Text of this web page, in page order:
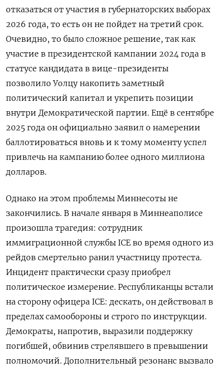
отказаться от участия в губернаторских выборах
2026 года, то есть он не пойдет на третий срок.
Очевидно, то было сложное решение, так как
участие в президентской кампании 2024 года в
статусе кандидата в вице-президенты
позволило Уолцу накопить заметный
политический капитал и укрепить позиции
внутри Демократической партии. Ещё в сентябре
2025 года он официально заявил о намерении
баллотироваться вновь и к тому моменту успел
привлечь на кампанию более одного миллиона
долларов.
Однако на этом проблемы Миннесоты не
закончились. В начале января в Миннеаполисе
произошла трагедия: сотрудник
иммиграционной службы ICE во время одного из
рейдов смертельно ранил участницу протеста.
Инцидент практически сразу приобрел
политическое измерение. Республиканцы встали
на сторону офицера ICE: дескать, он действовал в
пределахсамообороны и строго по инструкции.
Демократы, напротив, выразили поддержку
погибшей, обвинив стрелявшего в превышении
полномочий. Дополнительный резонанс вызвало